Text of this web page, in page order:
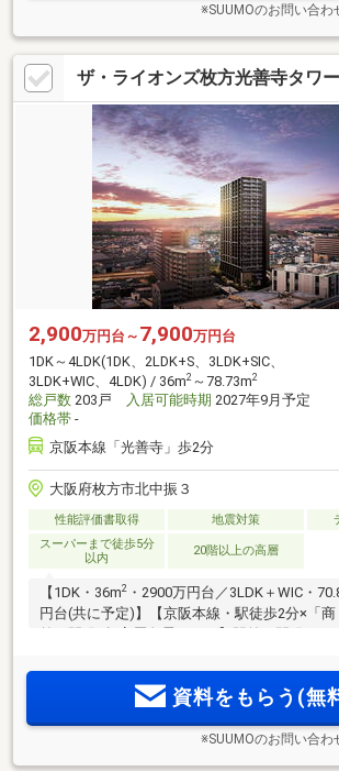
※SUUMOのお問い合
ザ・ライオンズ枚方光善寺タワ
2,900万円台～ 7,900万円台
1DK～4LDK(1DK、2LDK+S、3LDK+SIC、
3LDK+WIC、4LDK) / 36m2 ～78.73m2
総戸数 203戸 入居可能時期 2027年9月予定
価格帯 -
京阪本線「光善寺」歩2分
大阪府枚方市北中振３
性能評価書取得 地震対策
スーパーまで徒歩5分
以内
20階以上の高層
【1DK・36m2 ・2900万円台／3LDK＋WIC・
円台(共に予定)】【京阪本線・駅徒歩2分×「商
前再開発×超高層免震タワー】駅前再開発エリ
店舗が入る商業施設が目の前。生活利便施設
資料をもらう(無
※SUUMOのお問い合